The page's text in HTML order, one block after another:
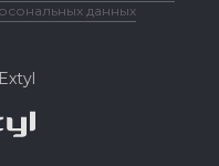
данных